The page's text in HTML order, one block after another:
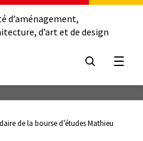
d’aménagement,
d’art et de design
de la bourse d’études Mathieu